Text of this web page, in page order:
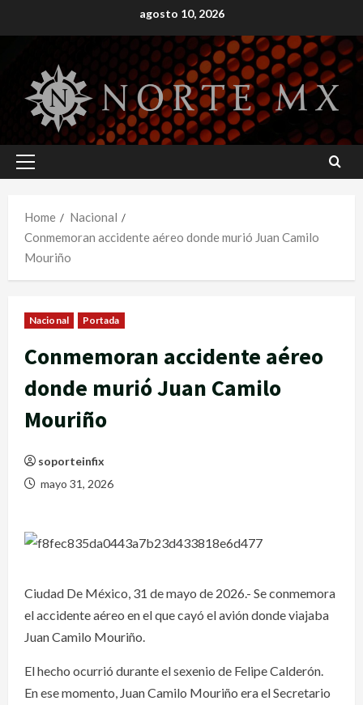
to
agosto 10, 2026
Primary
Home
Nacional
Conmemoran accidente aéreo donde murió Juan Camilo
Mouriño
Nacional Portada
Conmemoran accidente aéreo
donde murió Juan Camilo
Mouriño
soporteinfix
mayo 31, 2026
Ciudad De México, 31 de mayo de 2026.- Se conmemora
el accidente aéreo en el que cayó el avión donde viajaba
Juan Camilo Mouriño.
El hecho ocurrió durante el sexenio de Felipe Calderón.
En ese momento, Juan Camilo Mouriño era el Secretario